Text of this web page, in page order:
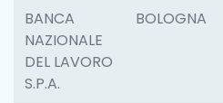
BANCA
NAZIONALE
DEL LAVORO
S.P.A.
BOLOGNA